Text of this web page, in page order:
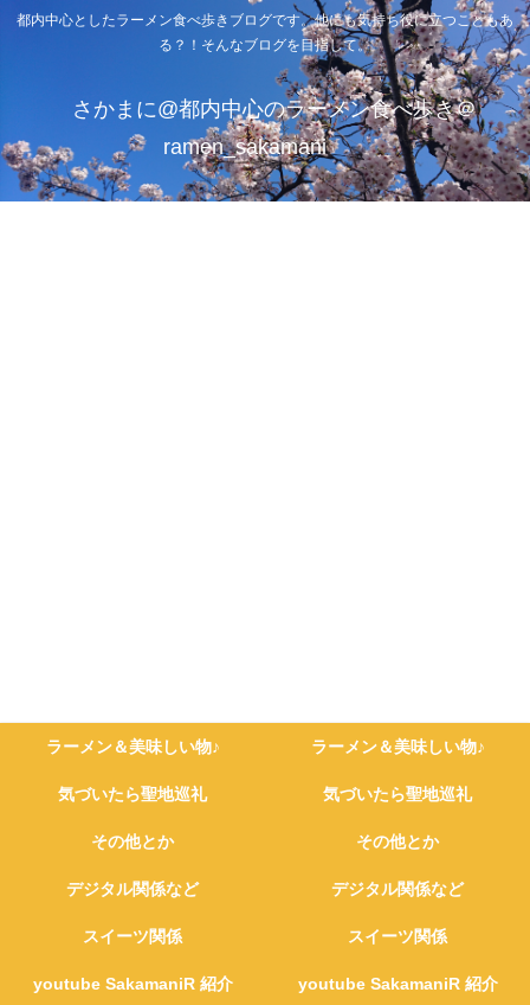
都内中心としたラーメン食べ歩きブログです。他にも気持ち役に立つこともあ
る？！そんなブログを目指して。
さかまに@都内中心のラーメン食べ歩き＠
ramen_sakamani
ラーメン＆美味しい物♪ ラーメン＆美味しい物♪
気づいたら聖地巡礼 気づいたら聖地巡礼
その他とか その他とか
デジタル関係など デジタル関係など
スイーツ関係 スイーツ関係
youtube SakamaniR 紹介 youtube SakamaniR 紹介